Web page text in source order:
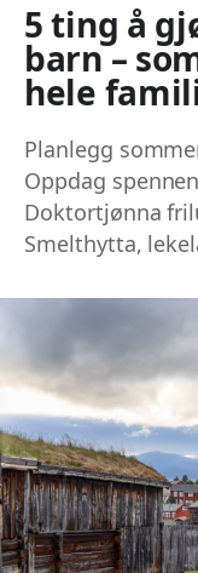
5 ting å
barn –
hele
Planlegg
Oppdag
Doktortjønna
Smelthytta,